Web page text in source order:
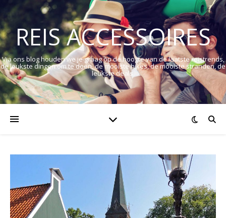
REIS ACCESSOIRES
Via ons blog houden we je graag op de hoogte van de laatste reistrends,
de leukste dingen om te doen, de mooiste hikes, de mooiste stranden, de
leukste deals.